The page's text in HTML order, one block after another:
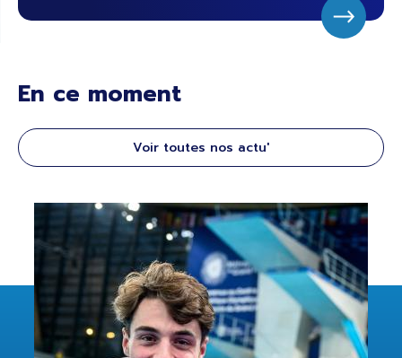
En ce moment
Voir toutes nos actu'